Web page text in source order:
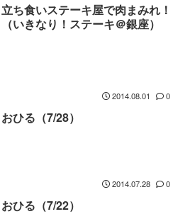
立ち食いステーキ屋で肉まみれ！
（いきなり！ステーキ＠銀座）
2014.08.01 0
おひる（7/28）
2014.07.28 0
おひる（7/22）